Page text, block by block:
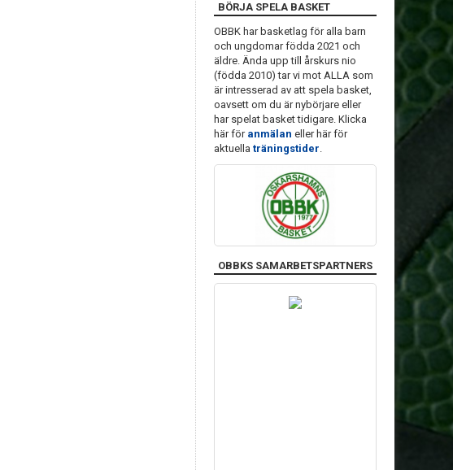
BÖRJA SPELA BASKET
OBBK har basketlag för alla barn
och ungdomar födda 2021 och
äldre. Ända upp till årskurs nio
(födda 2010) tar vi mot ALLA som
är intresserad av att spela basket,
oavsett om du är nybörjare eller
har spelat basket tidigare. Klicka
här för anmälan eller här för
aktuella träningstider.
OBBKS SAMARBETSPARTNERS